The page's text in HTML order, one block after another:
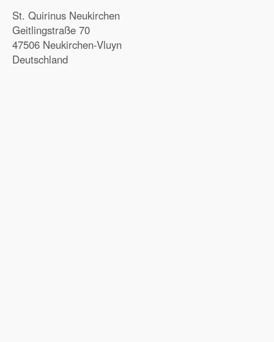
St. Quirinus Neukirchen
Geitlingstraße 70
47506 Neukirchen-Vluyn
Deutschland